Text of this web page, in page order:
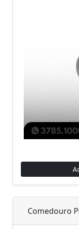
Comedouro